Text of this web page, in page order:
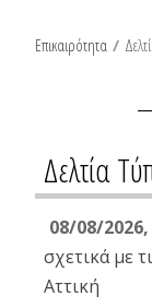
Επικαιρότητα /
Δελτία
08/08/
σχετικά με
Αττική